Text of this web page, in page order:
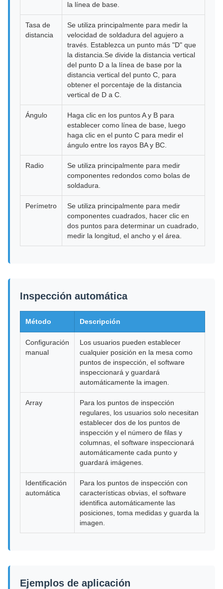
la línea de base.
Tasa de
distancia
Se utiliza principalmente para medir la
velocidad de soldadura del agujero a
través. Establezca un punto más "D" que
la distancia.Se divide la distancia vertical
del punto D a la línea de base por la
distancia vertical del punto C, para
obtener el porcentaje de la distancia
vertical de D a C.
Ángulo
Haga clic en los puntos A y B para
establecer como línea de base, luego
haga clic en el punto C para medir el
ángulo entre los rayos BA y BC.
Radio
Se utiliza principalmente para medir
componentes redondos como bolas de
soldadura.
Perímetro
Se utiliza principalmente para medir
componentes cuadrados, hacer clic en
dos puntos para determinar un cuadrado,
medir la longitud, el ancho y el área.
Inspección automática
Método Descripción
Configuración
manual
Los usuarios pueden establecer
cualquier posición en la mesa como
puntos de inspección, el software
inspeccionará y guardará
automáticamente la imagen.
Array
Para los puntos de inspección
regulares, los usuarios solo necesitan
establecer dos de los puntos de
inspección y el número de filas y
columnas, el software inspeccionará
automáticamente cada punto y
guardará imágenes.
Identificación
automática
Para los puntos de inspección con
características obvias, el software
identifica automáticamente las
posiciones, toma medidas y guarda la
imagen.
Ejemplos de aplicación